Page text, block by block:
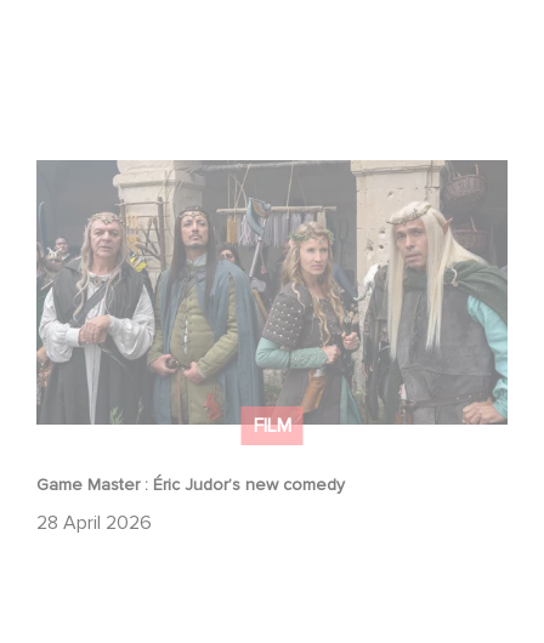
FILM
Game Master : Éric Judor’s new comedy
28 April 2026
Game Master : Éric Judor’s new comedy